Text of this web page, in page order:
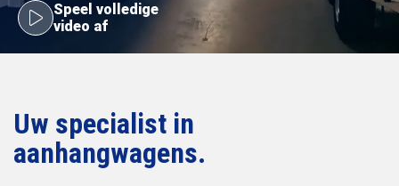
Speel volledige
video af
Uw specialist in
aanhangwagens.